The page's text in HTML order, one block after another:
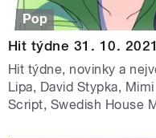
Pop
Hit týdne 31. 10. 2021
Hit týdne, novinky a
Lipa, David Stypka,
Script, Swedish House